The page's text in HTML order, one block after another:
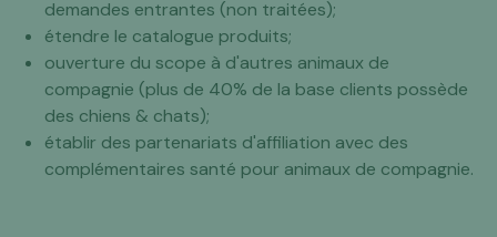
demandes entrantes (non traitées);
étendre le catalogue produits;
ouverture du scope à d'autres animaux de
compagnie (plus de 40% de la base clients possède
des chiens & chats);
établir des partenariats d'affiliation avec des
complémentaires santé pour animaux de compagnie.